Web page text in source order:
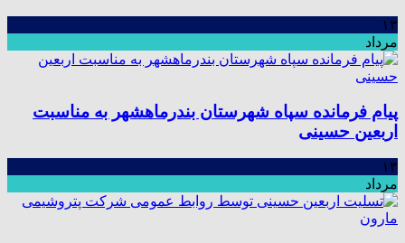
۱۳
مرداد
پیام فرمانده سپاه شهرستان بندرماهشهر به مناسبت
اربعین حسینی
۱۳
مرداد